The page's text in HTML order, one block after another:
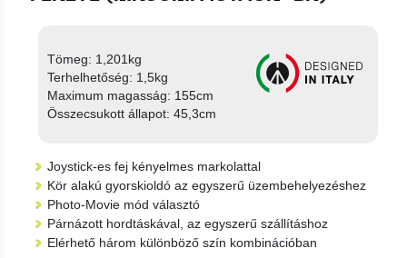
Tömeg: 1,201kg
Terhelhetőség: 1,5kg
Maximum magasság: 155cm
Összecsukott állapot: 45,3cm
Joystick-es fej kényelmes markolattal
Kör alakú gyorskioldó az egyszerű üzembehelyezéshez
Photo-Movie mód választó
Párnázott hordtáskával, az egyszerű szállításhoz
Elérhető három különböző szín kombinációban